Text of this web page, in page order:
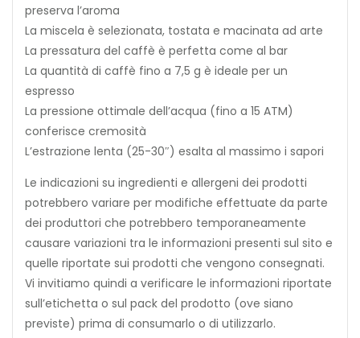
preserva l’aroma
La miscela è selezionata, tostata e macinata ad arte
La pressatura del caffè è perfetta come al bar
La quantità di caffè fino a 7,5 g è ideale per un
espresso
La pressione ottimale dell’acqua (fino a 15 ATM)
conferisce cremosità
L’estrazione lenta (25-30″) esalta al massimo i sapori
Le indicazioni su ingredienti e allergeni dei prodotti
potrebbero variare per modifiche effettuate da parte
dei produttori che potrebbero temporaneamente
causare variazioni tra le informazioni presenti sul sito e
quelle riportate sui prodotti che vengono consegnati.
Vi invitiamo quindi a verificare le informazioni riportate
sull’etichetta o sul pack del prodotto (ove siano
previste) prima di consumarlo o di utilizzarlo.